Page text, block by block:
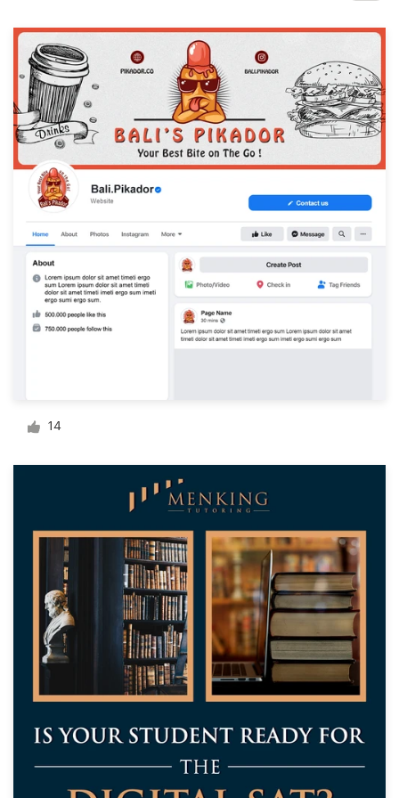
14
1-op-1 projecten
Vind een designer
Ontdek inspiratie
99designs Studio
Ontvang
een
ontwerp
Visitekaartje
Blader door alle categorieën
Klantenservice
+49 30 568 377 84
Helpcentrum